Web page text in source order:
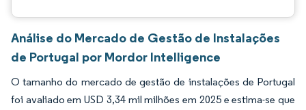
Análise do Mercado de Gestão de Instalações
de Portugal por Mordor Intelligence
O tamanho do mercado de gestão de instalações de Portugal
foi avaliado em USD 3,34 mil milhões em 2025 e estima-se que